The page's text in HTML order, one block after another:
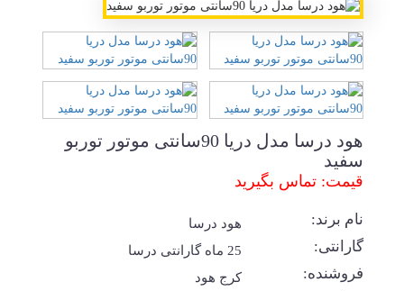
هود درسا مدل دریا 90سانتی موتور توربو
سفید
قیمت: تماس بگیرید
نام برند: هود درسا
گارانتی: 25 ماه گارانتی درسا
فروشنده: کرج هود